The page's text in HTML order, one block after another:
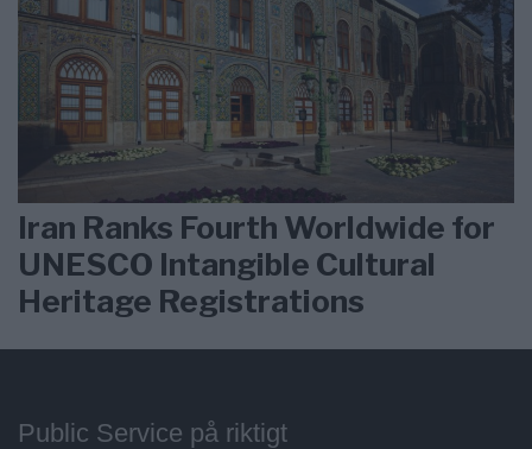
Iran Ranks Fourth Worldwide for
UNESCO Intangible Cultural
Heritage Registrations
Public Service på riktigt